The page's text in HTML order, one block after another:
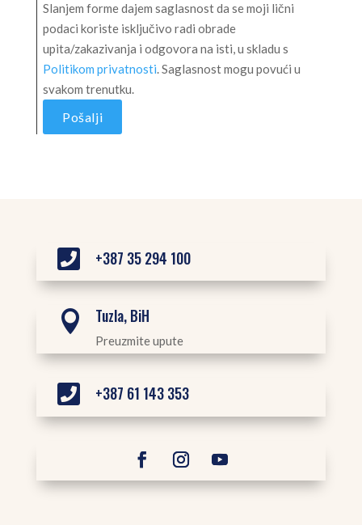
Slanjem forme dajem saglasnost da se moji lični
podaci koriste isključivo radi obrade
upita/zakazivanja i odgovora na isti, u skladu s
Politikom privatnosti. Saglasnost mogu povući u
svakom trenutku.
 +387 35 294 100
 Tuzla, BiH
Preuzmite upute
 +387 61 143 353